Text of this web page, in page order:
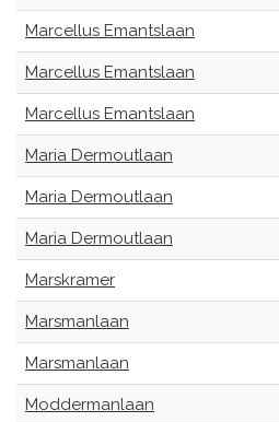
Marcellus Emantslaan
Marcellus Emantslaan
Marcellus Emantslaan
Maria Dermoutlaan
Maria Dermoutlaan
Maria Dermoutlaan
Marskramer
Marsmanlaan
Marsmanlaan
Moddermanlaan